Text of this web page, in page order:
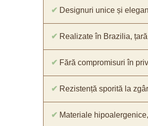
✔ Designuri unice și
✔ Realizate în Brazilia,
✔ Fără compromisuri în
✔ Rezistență sporită la
✔ Materiale